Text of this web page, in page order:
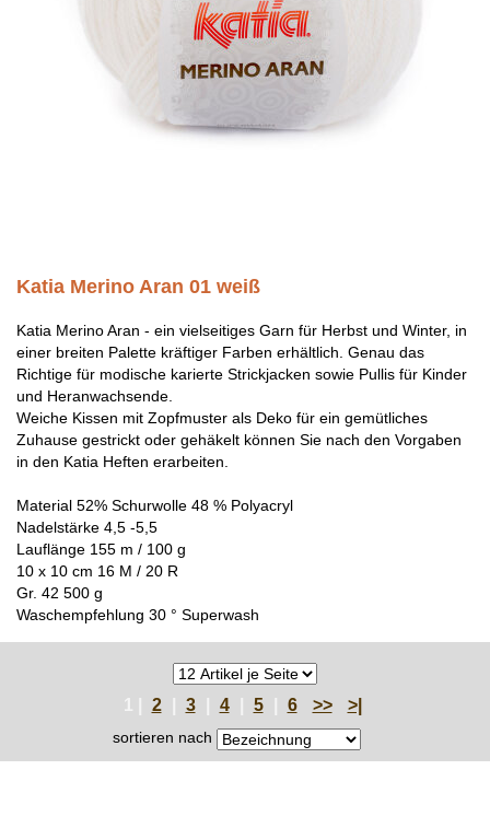
Katia Merino Aran 01 weiß
Katia Merino Aran - ein vielseitiges Garn für Herbst und Winter, in
einer breiten Palette kräftiger Farben erhältlich. Genau das
Richtige für modische karierte Strickjacken sowie Pullis für Kinder
und Heranwachsende.
Weiche Kissen mit Zopfmuster als Deko für ein gemütliches
Zuhause gestrickt oder gehäkelt können Sie nach den Vorgaben
in den Katia Heften erarbeiten.
Material 52% Schurwolle 48 % Polyacryl
Nadelstärke 4,5 -5,5
Lauflänge 155 m / 100 g
10 x 10 cm 16 M / 20 R
Gr. 42 500 g
Waschempfehlung 30 ° Superwash
2 3 4 5 6 >> >|
sortieren nach